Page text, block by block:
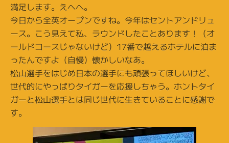
満足します。えへへ。
今日から全英オープンですね。今年はセントアンドリュ
ース。こう見えて私、ラウンドしたことあります！（オ
ールドコースじゃないけど）17番で越えるホテルに泊ま
ったんですよ（自慢）懐かしいなあ。
松山選手をはじめ日本の選手にも頑張ってほしいけど、
世代的にやっぱりタイガーを応援しちゃう。ホントタイ
ガーと松山選手とは同じ世代に生きていることに感謝で
す。